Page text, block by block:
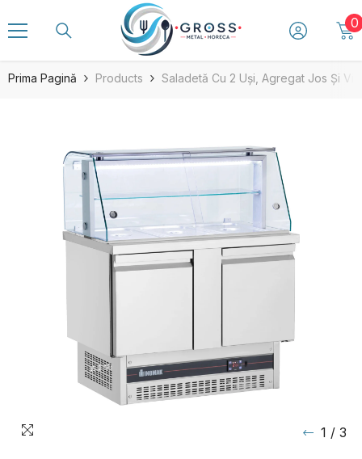
00
Prima Pagină Products Saladetă Cu 2 Uși, Agregat Jos Și
1 / 3